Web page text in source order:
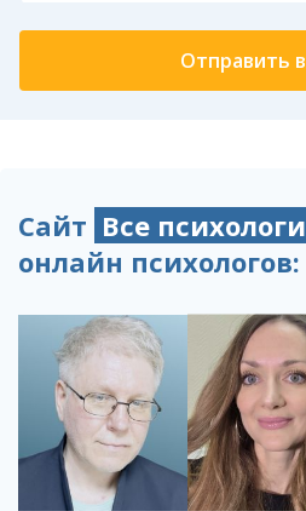
Сайт Все психологи
онлайн психологов: